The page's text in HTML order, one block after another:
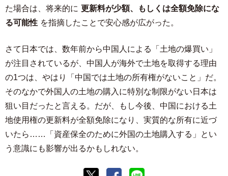
た場合は、将来的に 更新料が少額、もしくは全額免除にな
る可能性 を指摘したことで安心感が広がった。
さて日本では、数年前から中国人による「土地の爆買い」
が注目されているが、中国人が海外で土地を取得する理由
の1つは、やはり「中国では土地の所有権がないこと」だ。
そのなかで外国人の土地の購入に特別な制限がない日本は
狙い目だったと言える。だが、もし今後、中国における土
地使用権の更新料が全額免除になり、実質的な所有に近づ
いたら……「資産保全のために外国の土地購入する」とい
う意識にも影響が出るかもしれない。